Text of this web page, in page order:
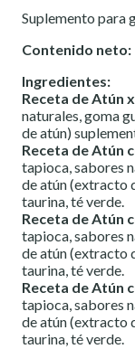
Suplemento para
Contenido neto:
Ingredientes:
Receta de Atún
naturales, goma
de atún)
Receta de Atún
tapioca, sabores
de atún (extracto
taurina, té verde.
Receta de Atún
tapioca, sabores
de atún (extracto
taurina, té verde.
Receta de Atún
tapioca, sabores
de atún (extracto
taurina, té verde.